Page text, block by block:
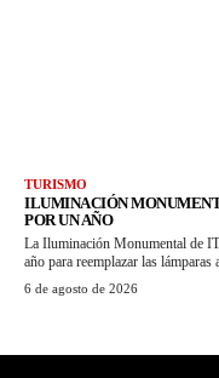
TURISMO
ILUMINACIÓN
POR UN AÑO
La Iluminación Monumental de
año para reemplazar las
6 de agosto de 2026